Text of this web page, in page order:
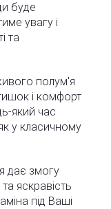
буде
увагу і
та
полум'я
і комфорт
який час
у класичному
дає змогу
яскравість
під Ваші